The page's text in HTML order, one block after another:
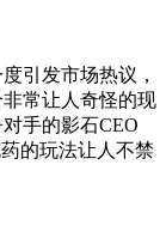
引发市场热议，
常让人奇怪的现
手的影石CEO
的玩法让人不禁